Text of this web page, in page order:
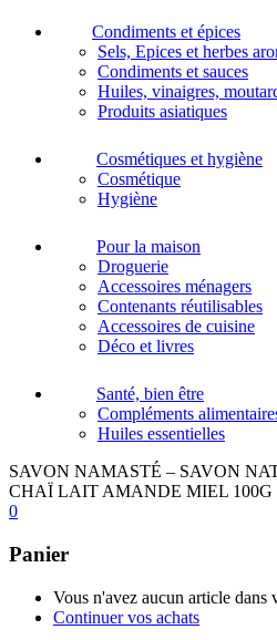
Condiments et épices
Sels, Epices et herbes
Condiments et sauces
Huiles, vinaigres,
Produits asiatiques
Cosmétiques et hygiène
Cosmétique
Hygiène
Pour la maison
Droguerie
Accessoires ménagers
Contenants réutilisables
Accessoires de cuisine
Déco et livres
Santé, bien être
Compléments
Huiles essentielles
SAVON NAMASTÉ – SAVON
CHAÏ LAIT AMANDE MIEL 100G
0
Panier
Vous n'avez aucun article dans
Continuer vos achats